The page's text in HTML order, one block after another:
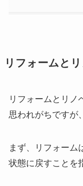
リフォームと
リフォームとリノ
思われがちですが
まず、リフォーム
状態に戻すことを